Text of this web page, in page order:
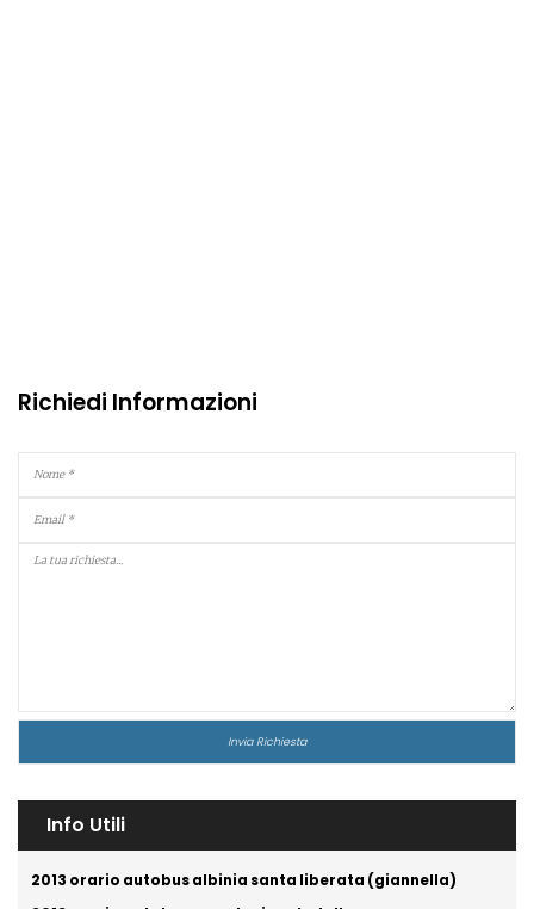
Richiedi Informazioni
Info Utili
2013 orario autobus albinia santa liberata (giannella)